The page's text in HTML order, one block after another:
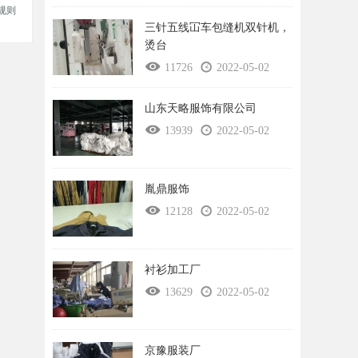
则
三针五线冚车包缝机双针机，
烫台
11726
2022-05-02
山东天略服饰有限公司
13939
2022-05-02
胤鼎服饰
12128
2022-05-02
衬衫加工厂
13629
2022-05-02
京豫服装厂